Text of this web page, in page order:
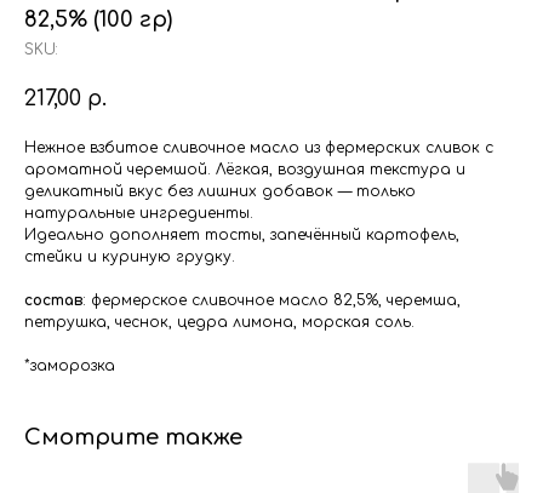
82,5% (100 гр)
SKU:
217,00 р.
Нежное взбитое сливочное масло из фермерских сливок с
ароматной черемшой. Лёгкая, воздушная текстура и
деликатный вкус без лишних добавок — только
натуральные ингредиенты.
Идеально дополняет тосты, запечённый картофель,
стейки и куриную грудку.
состав: фермерское сливочное масло 82,5%, черемша,
петрушка, чеснок, цедра лимона, морская соль.
*заморозка
Смотрите также